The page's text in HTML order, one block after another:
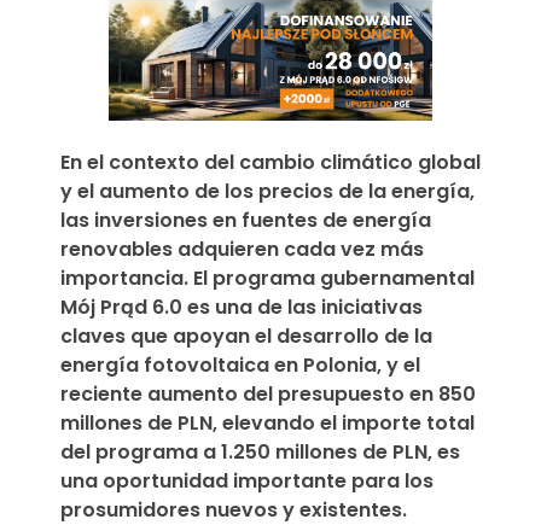
En el contexto del cambio climático global
y el aumento de los precios de la energía,
las inversiones en fuentes de energía
renovables adquieren cada vez más
importancia. El programa gubernamental
Mój Prąd 6.0 es una de las iniciativas
claves que apoyan el desarrollo de la
energía fotovoltaica en Polonia, y el
reciente aumento del presupuesto en 850
millones de PLN, elevando el importe total
del programa a 1.250 millones de PLN, es
una oportunidad importante para los
prosumidores nuevos y existentes.